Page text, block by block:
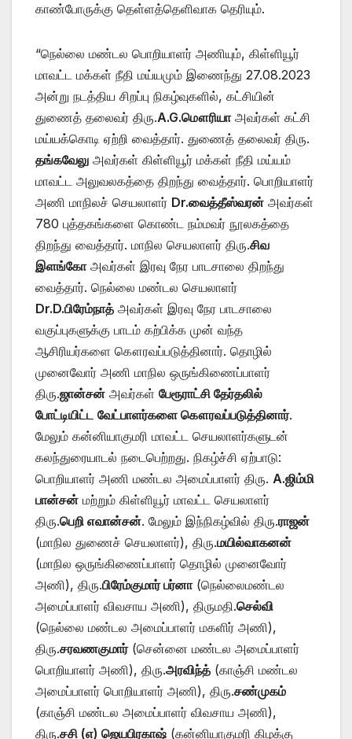
காண்போருக்கு தெள்ளத்தெளிவாக தெரியும்.
“நெல்லை மண்டல பொறியாளர் அணியும், கிள்ளியூர்
மாவட்ட மக்கள் நீதி மய்யமும் இணைந்து 27.08.2023
அன்று நடத்திய சிறப்பு நிகழ்வுகளில், கட்சியின்
துணைத் தலைவர் திரு.A.G.மௌரியாஅவர்கள் கட்சி
மய்யக்கொடி ஏற்றி வைத்தார். துணைத் தலைவர் திரு.
தங்கவேலு அவர்கள் கிள்ளியூர் மக்கள் நீதி மய்யம்
மாவட்ட அலுவலகத்தை திறந்து வைத்தார். பொறியாளர்
அணி மாநிலச் செயலாளர் Dr.வைத்தீஸ்வரன் அவர்கள்
780 புத்தகங்களை கொண்ட நம்மவர் நூலகத்தை
திறந்து வைத்தார். மாநில செயலாளர் திரு.சிவ
இளங்கோஅவர்கள் இரவு நேர பாடசாலை திறந்து
வைத்தார். நெல்லை மண்டல செயலாளர்
Dr.D.பிரேம்நாத் அவர்கள் இரவு நேர பாடசாலை
வகுப்புகளுக்கு பாடம் கற்பிக்க முன் வந்த
ஆசிரியர்களை கௌரவப்படுத்தினார். தொழில்
முனைவோர் அணி மாநில ஒருங்கிணைப்பாளர்
திரு.ஜான்சன் அவர்கள் பேரூராட்சி தேர்தலில்
போட்டியிட்ட வேட்பாளர்களை கௌரவப்படுத்தினார்.
மேலும் கன்னியாகுமரி மாவட்ட செயலாளர்களுடன்
கலந்துரையாடல் நடைபெற்றது. நிகழ்ச்சி ஏற்பாடு:
பொறியாளர் அணி மண்டல அமைப்பாளர் திரு. A.ஜிம்மி
பான்சன் மற்றும் கிள்ளியூர் மாவட்ட செயலாளர்
திரு.பெறி எவான்சன். மேலும் இந்நிகழ்வில் திரு.ராஜன்
(மாநில துணைச் செயலாளர்), திரு.மயில்வாகனன்
(மாநில ஒருங்கிணைப்பாளர் தொழில் முனைவோர்
அணி), திரு.பிரேம்குமார் பர்னா(நெல்லைமண்டல
அமைப்பாளர் விவசாய அணி), திருமதி.செல்வி
(நெல்லை மண்டல அமைப்பாளர் மகளிர் அணி),
திரு.சரவணகுமார்(சென்னை மண்டல அமைப்பாளர்
பொறியாளர் அணி), திரு.அரவிந்த் (காஞ்சி மண்டல
அமைப்பாளர் பொறியாளர் அணி), திரு.சண்முகம்
(காஞ்சி மண்டல அமைப்பாளர் விவசாய அணி),
திரு.சசி (எ) ஜெயபிரகாஷ் (கன்னியாகுமரி கிழக்கு